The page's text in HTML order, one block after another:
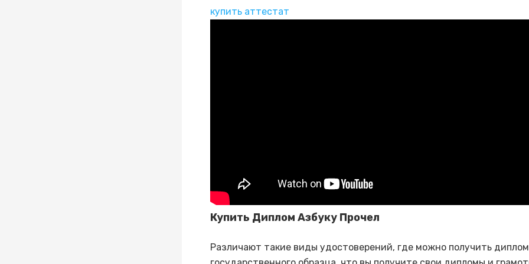
купить аттестат
Купить Диплом Азбуку Прочел
Различают такие виды удостоверений, где можно получить диплом